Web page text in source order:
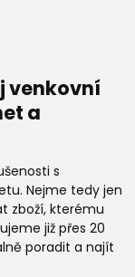
venkovní
a
s
Nejme tedy jen
zboží, kterému
již přes 20
poradit a najít